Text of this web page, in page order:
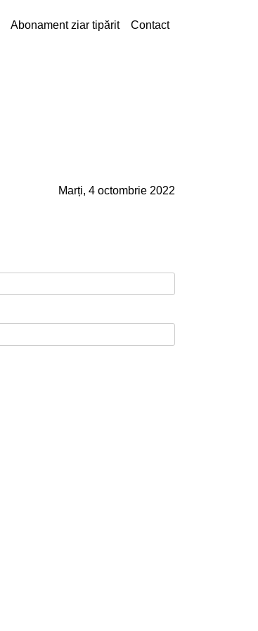
Abonament ziar tipărit Contact
Marți, 4 octombrie 2022